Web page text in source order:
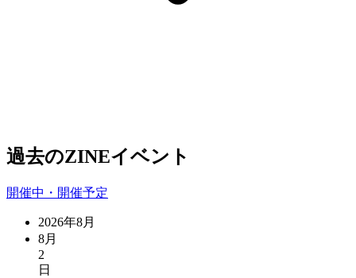
過去のZINEイベント
開催中・開催予定
2026年8月
8月
2
日